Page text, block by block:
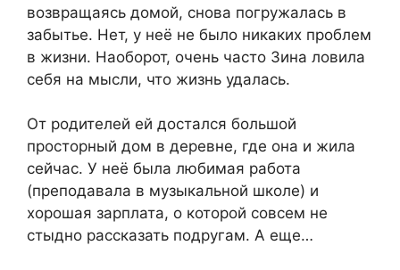
возвращаясь домой, снова погружалась в
забытье. Нет, у неё не было никаких проблем
в жизни. Наоборот, очень часто Зина ловила
себя на мысли, что жизнь удалась.
От родителей ей достался большой
просторный дом в деревне, где она и жила
сейчас. У неё была любимая работа
(преподавала в музыкальной школе) и
хорошая зарплата, о которой совсем не
стыдно рассказать подругам. А еще…